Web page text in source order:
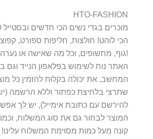
HTO-FASHION
הכי לוהט! חולצות, חליפות ספורט,
גוף, מחשופים, וכל מה שאישה או נערה צריכות היום!
האתר נוח לשימוש בפלאפון הנייד וגם
המחשב, את יכולה בקלות להזמין כל
שתרצי בלחיצת כפתור וללא הרשמה
להירשם עם כתובת אימייל), יש לך
המוצר לבחור גם את סוג המשלוח,
קונה מעל כמות מסוימת המשלוח עלינו!